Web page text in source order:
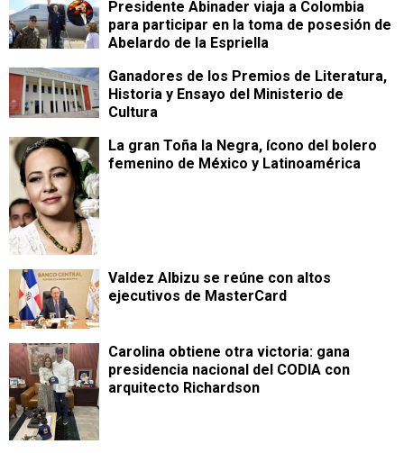
Presidente Abinader viaja a Colombia
para participar en la toma de posesión de
Abelardo de la Espriella
Ganadores de los Premios de Literatura,
Historia y Ensayo del Ministerio de
Cultura
La gran Toña la Negra, ícono del bolero
femenino de México y Latinoamérica
Valdez Albizu se reúne con altos
ejecutivos de MasterCard
Carolina obtiene otra victoria: gana
presidencia nacional del CODIA con
arquitecto Richardson